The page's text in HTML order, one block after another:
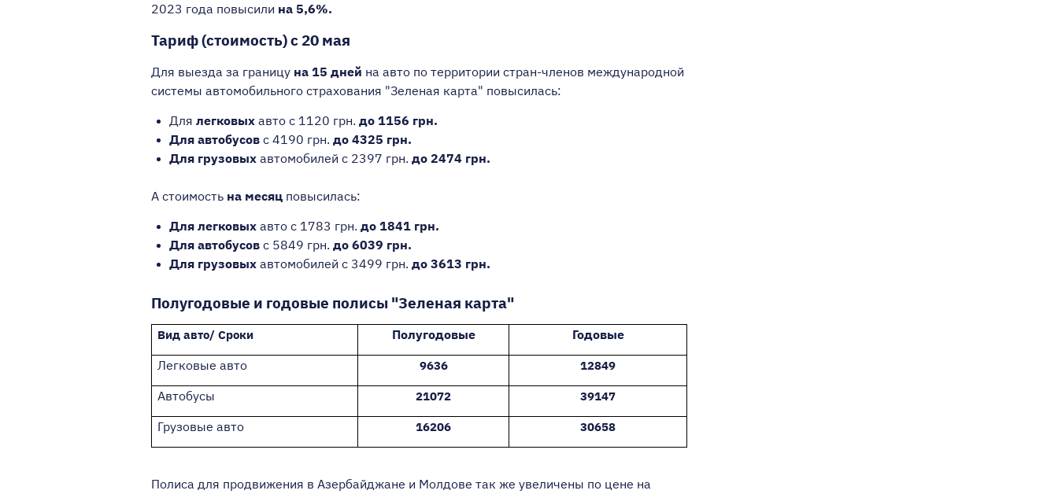
2023 года повысили на 5,6%.
Тариф (стоимость) с 20 мая
Для выезда за границу на 15 дней на авто по территории стран-членов международной
системы автомобильного страхования "Зеленая карта" повысилась:
Для легковых авто с 1120 грн. до 1156 грн.
Для автобусов с 4190 грн. до 4325 грн.
Для грузовых автомобилей с 2397 грн. до 2474 грн.
А стоимость на месяц повысилась:
Для легковых авто с 1783 грн. до 1841 грн.
Для автобусов с 5849 грн. до 6039 грн.
Для грузовых автомобилей с 3499 грн. до 3613 грн.
Полугодовые и годовые полисы "Зеленая карта"
Вид авто/ Сроки Полугодовые
Годовые
Легковые авто
9636 12849
Автобусы 21072 39147
Грузовые авто 16206 30658
Полиса для продвижения в Азербайджане и Молдове так же увеличены по цене на